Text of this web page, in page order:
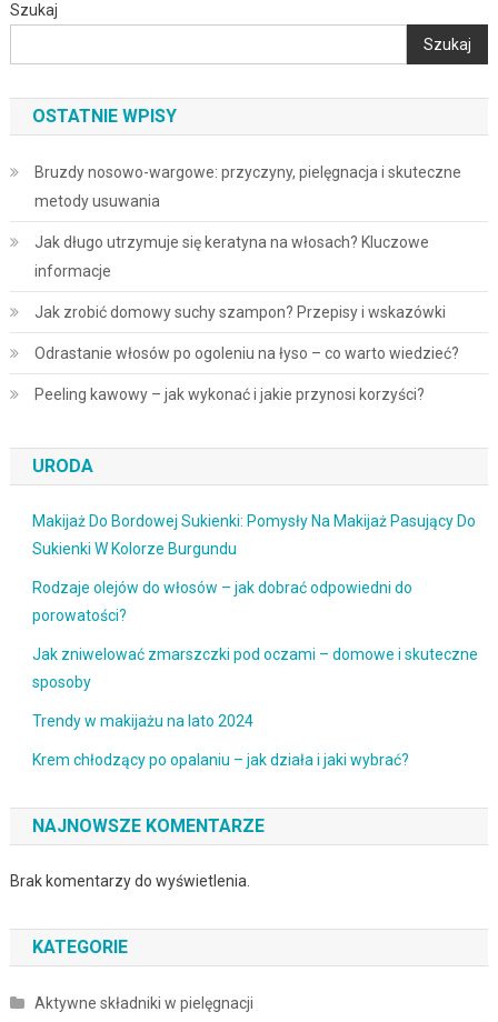
Szukaj
Szukaj
OSTATNIE WPISY
Bruzdy nosowo-wargowe: przyczyny, pielęgnacja i skuteczne
metody usuwania
Jak długo utrzymuje się keratyna na włosach? Kluczowe
informacje
Jak zrobić domowy suchy szampon? Przepisy i wskazówki
Odrastanie włosów po ogoleniu na łyso – co warto wiedzieć?
Peeling kawowy – jak wykonać i jakie przynosi korzyści?
URODA
Makijaż Do Bordowej Sukienki: Pomysły Na Makijaż Pasujący Do
Sukienki W Kolorze Burgundu
Rodzaje olejów do włosów – jak dobrać odpowiedni do
porowatości?
Jak zniwelować zmarszczki pod oczami – domowe i skuteczne
sposoby
Trendy w makijażu na lato 2024
Krem chłodzący po opalaniu – jak działa i jaki wybrać?
NAJNOWSZE KOMENTARZE
Brak komentarzy do wyświetlenia.
KATEGORIE
Aktywne składniki w pielęgnacji